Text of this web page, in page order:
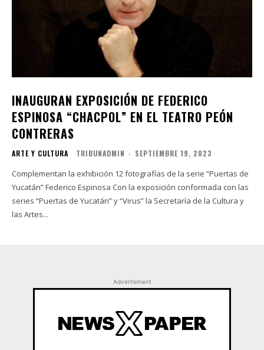
INAUGURAN EXPOSICIÓN DE FEDERICO
ESPINOSA “CHACPOL” EN EL TEATRO PEÓN
CONTRERAS
ARTE Y CULTURA TRIBUNADMIN - SEPTIEMBRE 19, 2023
Complementan la exhibición 12 fotografías de la serie “Puertas de
Yucatán” Federico Espinosa Con la exposición conformada con las
series “Puertas de Yucatán” y “Virus” la Secretaría de la Cultura y
las Artes...
Advertisment